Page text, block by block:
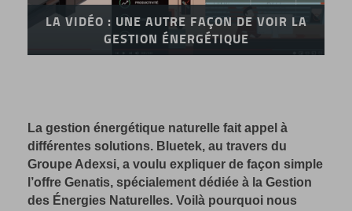
LA VIDÉO : UNE AUTRE FAÇON DE VOIR LA
GESTION ÉNERGÉTIQUE
La gestion énergétique naturelle fait appel à
différentes solutions. Bluetek, au travers du
Groupe Adexsi, a voulu expliquer de façon simple
l’offre Genatis, spécialement dédiée à la Gestion
des Énergies Naturelles. Voilà pourquoi nous